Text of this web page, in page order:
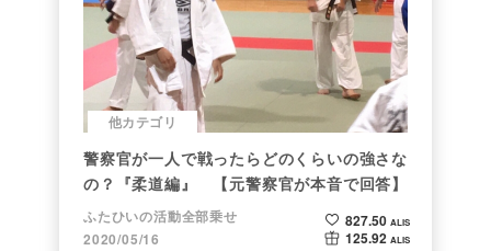
他カテゴリ
警察官が一人で戦ったらどのくらいの強さな
の？『柔道編』 【元警察官が本音で回答】
ふたひいの活動全部乗せ
2020/05/16
827.50 ALIS
125.92 ALIS